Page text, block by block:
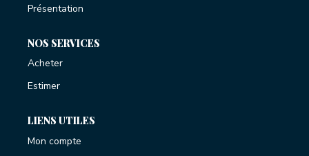
Présentation
NOS SERVICES
Acheter
Estimer
LIENS UTILES
Mon compte